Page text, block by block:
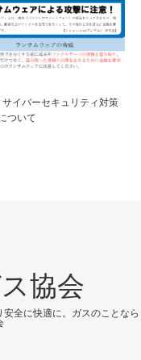
サイバーセキュリティ対策
ついて
協会
全に快適に。ガスのことなら